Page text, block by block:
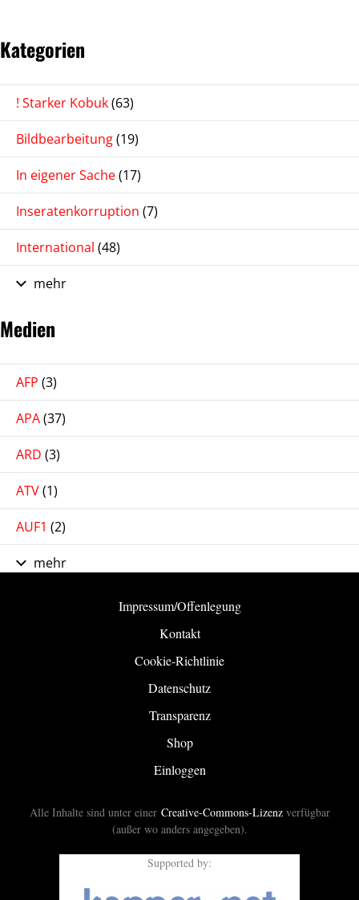
Kategorien
! Starker Kobuk(63)
Bildbearbeitung(19)
In eigener Sache(17)
Inseratenkorruption (7)
International (48)
mehr
Medien
AFP (3)
APA(37)
ARD (3)
ATV(1)
AUF1 (2)
mehr
Impressum/Offenlegung
Kontakt
Cookie-Richtlinie
Datenschutz
Transparenz
Shop
Einloggen
Alle Inhalte sind unter einer Creative-Commons-Lizenzverfügbar
(außer wo anders angegeben).
Supported by: